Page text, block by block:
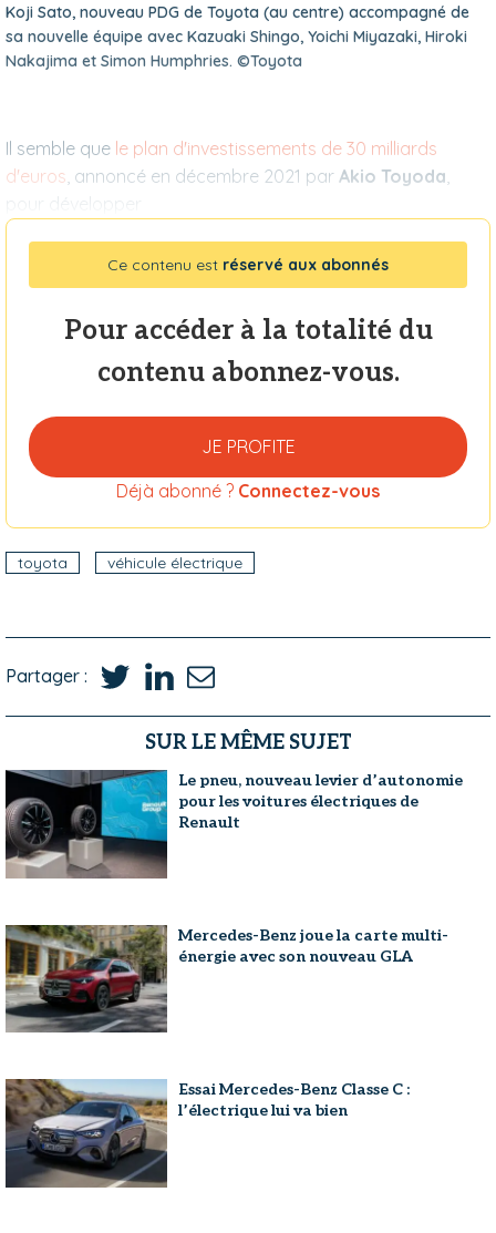
Koji Sato, nouveau PDG de Toyota (au centre) accompagné de
sa nouvelle équipe avec Kazuaki Shingo, Yoichi Miyazaki, Hiroki
Nakajima et Simon Humphries. ©Toyota
Il semble que le plan d'investissements de 30 milliards
d'euros , annoncé en décembre 2021 par Akio Toyoda
pour développer
Ce contenu est réservé aux abonnés
Pour accéder à la totalité du
contenu abonnez-vous.
JE PROFITE
Déjà abonné ? Connectez-vous
toyota véhicule électrique
Partager :
SUR LE MÊME SUJET
Le pneu, nouveau levier d’autonomie
pour les voitures électriques de
Renault
Mercedes-Benz joue la carte multi-
énergie avec son nouveau GLA
Essai Mercedes-Benz Classe C :
l’électrique lui va bien